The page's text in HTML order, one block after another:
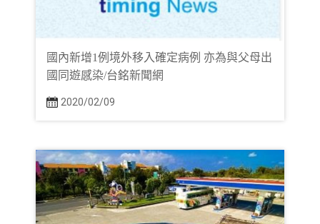
國內新增1例境外移入確定病例 亦為與父母出
國同遊感染/台銘新聞網
2020/02/09